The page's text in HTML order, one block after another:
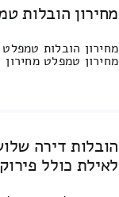
מחירון הובלות
מחירון הובלות טמפלט
מחירון טמפלט
הובלות דירה
לאילת כולל